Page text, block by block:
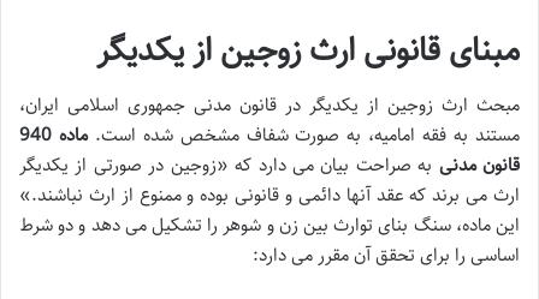
مبنای قانونی ارث زوجین از یکدیگر
مبحث ارث زوجین از یکدیگر در قانون مدنی جمهوری اسلامی ایران،
مستند به فقه امامیه، به صورت شفاف مشخص شده است.
ماده 940
قانون مدنی به صراحت بیان می دارد که «زوجین در صورتی از یکدیگر
ارث می برند که عقد آنها دائمی و قانونی بوده و ممنوع از ارث نباشند.»
این ماده، سنگ بنای توارث بین زن و شوهر را تشکیل می دهد و دو شرط
اساسی را برای تحقق آن مقرر می دارد: